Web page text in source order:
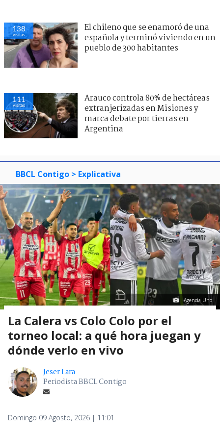
138
visitas
El chileno que se enamoró de una
española y terminó viviendo en un
pueblo de 300 habitantes
111
visitas
Arauco controla 80% de hectáreas
extranjerizadas en Misiones y
marca debate por tierras en
Argentina
BBCL Contigo > Explicativa
Agencia Uno
La Calera vs Colo Colo por el
torneo local: a qué hora juegan y
dónde verlo en vivo
Jeser Lara
Periodista BBCL Contigo
Domingo 09 Agosto, 2026 | 11:01